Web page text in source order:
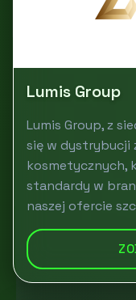
Lumis Group
Lumis Group, z
się w dystrybucji
kosmetycznych,
standardy w
naszej ofercie